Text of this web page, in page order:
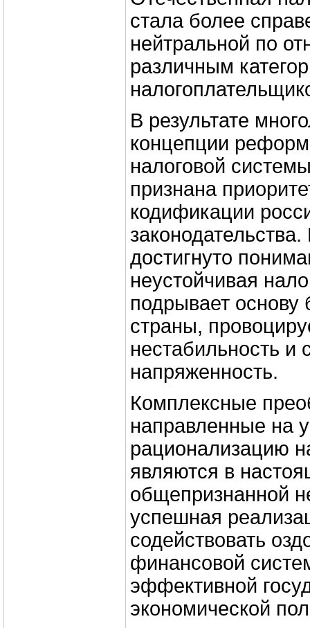
стала более
нейтральной по
различным
В результате
концепции
налоговой
признана
кодификации
достигнуто
неустойчивая
подрывает
страны,
нестабильность и
напряженность.
Комплексные
направленные на
рационализацию
являются в
общепризнанной
успешная
содействовать
финансовой
эффективной
экономической